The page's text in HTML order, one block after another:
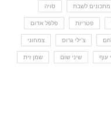
מתכונים לשבת סויה
פטריות פלפל אדום
צ'ילי גרוס צמחוני
עוף שיני שום שמן זית